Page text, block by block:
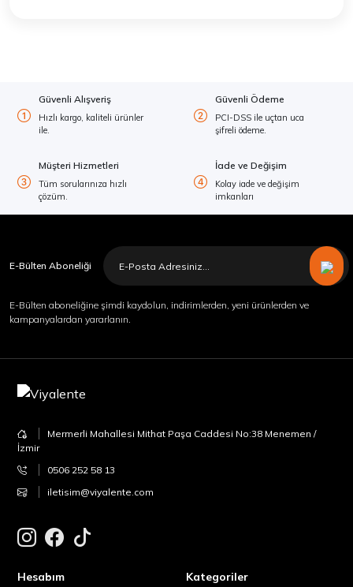
Güvenli Alışveriş
Hızlı kargo, kaliteli ürünler
ile.
Güvenli Ödeme
PCI-DSS ile uçtan uca
şifreli ödeme.
Müşteri Hizmetleri
Tüm sorularınıza hızlı
çözüm.
İade ve Değişim
Kolay iade ve değişim
imkanları
E-Bülten Aboneliği
E-Bülten aboneliğine şimdi kaydolun, indirimlerden, yeni ürünlerden ve
kampanyalardan yararlanın.
Mermerli Mahallesi Mithat Paşa Caddesi No:38 Menemen /
İzmir
0506 252 58 13
iletisim@viyalente.com
Hesabım Kategoriler